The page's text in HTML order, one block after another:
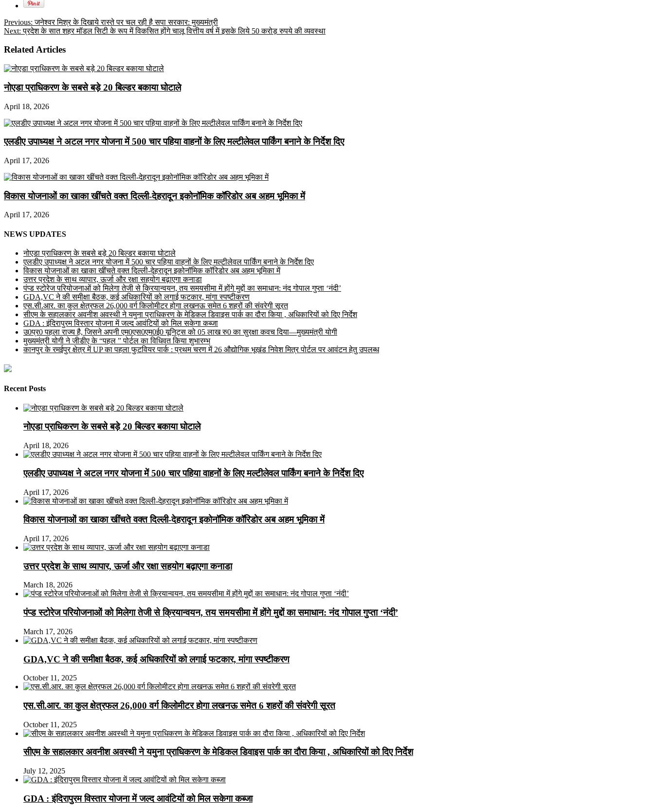
Previous: जनेश्वर मिश्र के दिखाये रास्ते पर चल रही है सपा सरकार: मुख्यमंत्री
Next: प्रदेश के सात शहर मॉडल सिटी के रूप में विकसित होंगे चालू वित्तीय वर्ष में इसके लिये 50 करोड़ रुपये की व्यवस्था
Related Articles
नोएडा प्राधिकरण के सबसे बड़े 20 बिल्डर बकाया घोटाले
April 18, 2026
एलडीए उपाध्यक्ष ने अटल नगर योजना में 500 चार पहिया वाहनों के लिए मल्टीलेवल पार्किंग बनाने के निर्देश दिए
April 17, 2026
विकास योजनाओं का खाका खींचते वक्त दिल्ली-देहरादून इकोनॉमिक कॉरिडोर अब अहम भूमिका में
April 17, 2026
NEWS UPDATES
नोएडा प्राधिकरण के सबसे बड़े 20 बिल्डर बकाया घोटाले
एलडीए उपाध्यक्ष ने अटल नगर योजना में 500 चार पहिया वाहनों के लिए मल्टीलेवल पार्किंग बनाने के निर्देश दिए
विकास योजनाओं का खाका खींचते वक्त दिल्ली-देहरादून इकोनॉमिक कॉरिडोर अब अहम भूमिका में
उत्तर प्रदेश के साथ व्यापार, ऊर्जा और रक्षा सहयोग बढ़ाएगा कनाडा
पंप्ड स्टोरेज परियोजनाओं को मिलेगा तेजी से क्रियान्वयन, तय समयसीमा में होंगे मुद्दों का समाधान: नंद गोपाल गुप्ता ‘नंदी’
GDA,VC ने की समीक्षा बैठक, कई अधिकारियों को लगाई फटकार, मांगा स्पष्टीकरण
एस.सी.आर. का कुल क्षेत्रफल 26,000 वर्ग किलोमीटर होगा लखनऊ समेत 6 शहरों की संवरेगी सूरत
सीएम के सहालकार अवनीश अवस्थी ने यमुना प्राधिकरण के मेडिकल डिवाइस पार्क का दौरा किया , अधिकारियों को दिए निर्देश
GDA : इंदिरापुरम विस्तार योजना में जल्द आवंटियों को मिल सकेगा कब्जा
उ0प्र0 पहला राज्य है, जिसने अपनी एम0एस0एम0ई0 यूनिट्स को 05 लाख रु0 का सुरक्षा कवच दिया—मुख्यमंत्री योगी
मुख्यमंत्री योगी ने जीडीए के “पहल ” पोर्टल का विधिवत किया शुभारम्भ
कानपुर के रमईपुर क्षेत्र में UP का पहला फुटवियर पार्क : प्रथम चरण में 26 औद्योगिक भूखंड निवेश मित्र पोर्टल पर आवंटन हेतु उपलब्ध
Recent Posts
नोएडा प्राधिकरण के सबसे बड़े 20 बिल्डर बकाया घोटाले
April 18, 2026
एलडीए उपाध्यक्ष ने अटल नगर योजना में 500 चार पहिया वाहनों के लिए मल्टीलेवल पार्किंग बनाने के निर्देश दिए
April 17, 2026
विकास योजनाओं का खाका खींचते वक्त दिल्ली-देहरादून इकोनॉमिक कॉरिडोर अब अहम भूमिका में
April 17, 2026
उत्तर प्रदेश के साथ व्यापार, ऊर्जा और रक्षा सहयोग बढ़ाएगा कनाडा
March 18, 2026
पंप्ड स्टोरेज परियोजनाओं को मिलेगा तेजी से क्रियान्वयन, तय समयसीमा में होंगे मुद्दों का समाधान: नंद गोपाल गुप्ता ‘नंदी’
March 17, 2026
GDA,VC ने की समीक्षा बैठक, कई अधिकारियों को लगाई फटकार, मांगा स्पष्टीकरण
October 11, 2025
एस.सी.आर. का कुल क्षेत्रफल 26,000 वर्ग किलोमीटर होगा लखनऊ समेत 6 शहरों की संवरेगी सूरत
October 11, 2025
सीएम के सहालकार अवनीश अवस्थी ने यमुना प्राधिकरण के मेडिकल डिवाइस पार्क का दौरा किया , अधिकारियों को दिए निर्देश
July 12, 2025
GDA : इंदिरापुरम विस्तार योजना में जल्द आवंटियों को मिल सकेगा कब्जा